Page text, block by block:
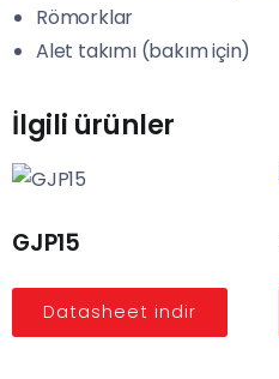
Römorklar
Alet takımı (bakım için)
İlgili ürünler
GJP15
Datasheet indir